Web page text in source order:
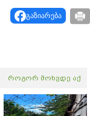
გაზიარება
როგორ მოხვდე აქ